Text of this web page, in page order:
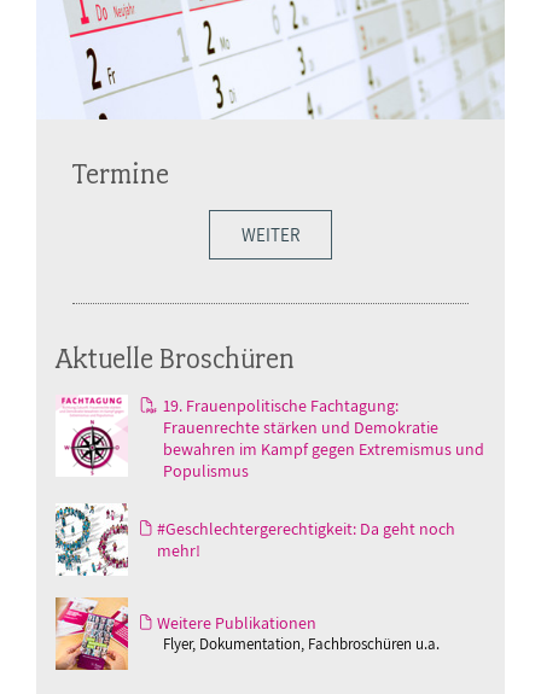
Termine
WEITER
Aktuelle Broschüren
19. Frauenpolitische Fachtagung:
Frauenrechte stärken und Demokratie
bewahren im Kampf gegen Extremismus und
Populismus
#Geschlechtergerechtigkeit: Da geht noch
mehr!
Weitere Publikationen
Flyer, Dokumentation, Fachbroschüren u.a.